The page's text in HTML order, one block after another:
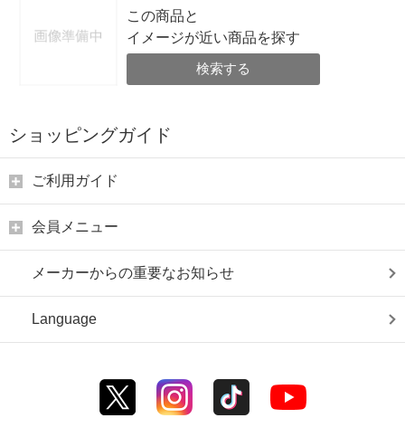
この商品と
イメージが近い商品を探す
検索する
ショッピングガイド
ご利用ガイド
会員メニュー
メーカーからの重要なお知らせ
Language